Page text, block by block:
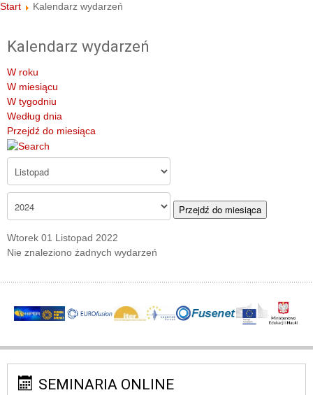
Start Kalendarz wydarzeń
Kalendarz wydarzeń
W roku
W miesiącu
W tygodniu
Według dnia
Przejdź do miesiąca
Przejdź do miesiąca
Wtorek 01 Listopad 2022
Nie znaleziono żadnych wydarzeń
SEMINARIA ONLINE